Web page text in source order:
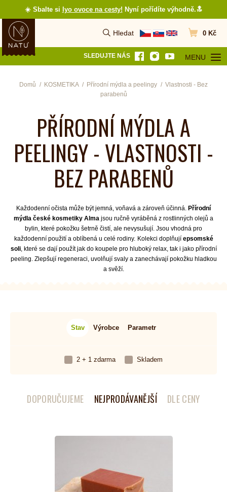
☀️ Sbalte si lyo ovoce na cesty! Nyní pořídíte výhodně.🔝
Hledat
Vyhledat Přejít do
0 Kč
SLEDUJTE NÁS MENU
OTEVŘÍT
Domů KOSMETIKA Přírodní mýdla a peelingy
Vlastnosti - Bez
parabenů
PŘÍRODNÍ MÝDLA A
PEELINGY - VLASTNOSTI -
BEZ PARABENŮ
Každodenní očista může být jemná, voňavá a zároveň účinná.
Přírodní
mýdla české kosmetiky Alma jsou ručně vyráběná z rostlinných olejů a
bylin, které pokožku šetrně čistí, ale nevysušují. Jsou vhodná pro
každodenní použití a oblíbená u celé rodiny.
Kolekci doplňují epsomské
soli, které se dají použít jak do koupele pro hluboký relax, tak i jako přírodní
peeling. Zlepšují regeneraci, uvolňují svaly a zanechávají pokožku hladkou
a svěží.
Stav Výrobce Parametr
2 + 1 zdarma Skladem
DOPORUČUJEME NEJPRODÁVANĚJŠÍ DLE CENY